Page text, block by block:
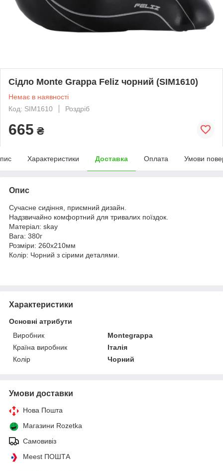
Сідло Monte Grappa Feliz чорний (SIM1610)
Немає в наявності
Код: SIM1610
Роздріб
665 ₴
Характеристики Доставка Оплата Умови
Опис
Сучасне сидіння, приємний дизайн.
Надзвичайно комфортний для тривалих поїздок.
Матеріал: skay
Вага: 380г
Розміри: 260х210мм
Колір: Чорний з сірими деталями.
Характеристики
Основні атрибути
Виробник
Montegrappa
Країна виробник
Італія
Колір
Чорний
Умови доставки
Нова Пошта
Магазини Rozetka
Самовивіз
Meest ПОШТА